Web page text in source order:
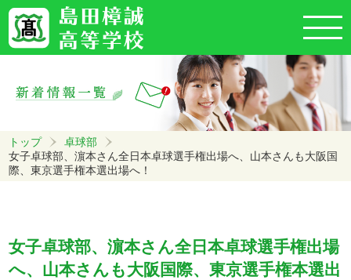
トップ
卓球部
女子卓球部、濵本さん全日本卓球選手権出場へ、山本さんも大阪国
際、東京選手権本選出場へ！
女子卓球部、濵本さん全日本卓球選手権出場
へ、山本さんも大阪国際、東京選手権本選出